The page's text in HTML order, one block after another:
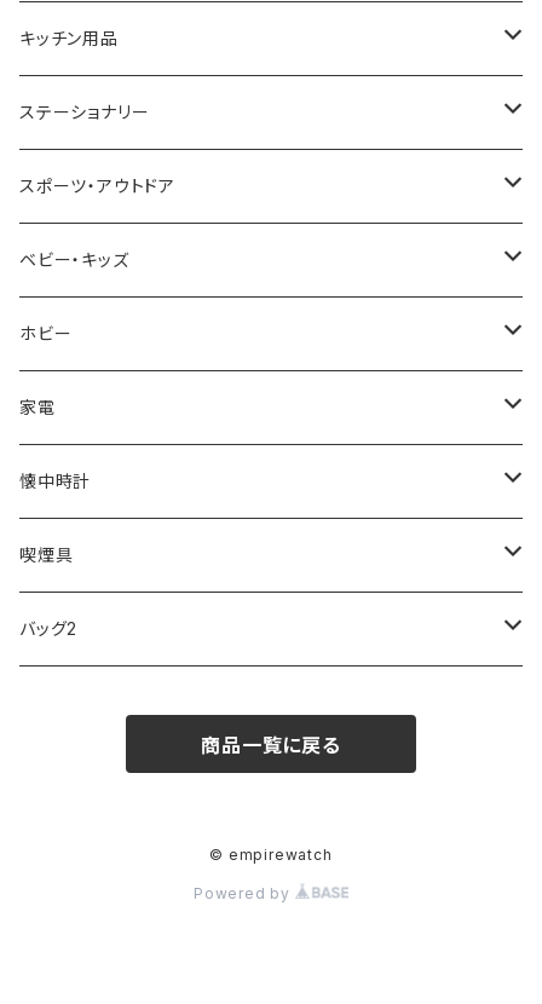
CACTUS
TIMEX
NIXON
AVALANCHE
ORIENT
ZEPPELIN
SKAGEN
FOOTBALL WATCHES
ARCA FUTURA
NO BRAND
ARNOLD PALMER
MICHAEL KORS
DIESEL
ALV
Merge
ETTINGER
COACH
BVLGARI
VANQUISH
POLICE
PAUL HEWITT
22designstudio
BOTTEGA VENETA
EMPORIO ARMANI
CALVIN KLEIN
DANIEL WELLINGTON
SWAROVSKI
VIVIENNE WESTWOOD
NIKE
DUNHILL
NEWYORKER
OROBIANCO
Ellese
COLEMAN
MONTBLANC
Fashion Accessory Cllection
ISLAND
United HOMME
RODANIA
BEAMZSQUARE
BLAZER CLUB
ANDY HAWARD
G GUSTO
GULLWING
LESPORTSAC
PRADA
CRYSTOCRAFT
SEIKO
CITIZEN
BRAUN
RHYTHM
BLOSSOM
MONDAINE
MAWA
その他
キッチン用品
I'mD
Helios
VALENTINO VISCANI
ステーショナリー
LAMY
WATERMAN
PARKER
PELIKAN
CROSS
MONTBLANC
SWAROVSKI
スポーツ・アウトドア
Trangia
Barebones
FEUERHAND
CASIO
ベビー・キッズ
ふわりぃ
ERGO BABY
ホビー
その他
AMOS
OMMIX
COACH
家電
CREATE
TORAY
OMRON
SPICE OF LIFE
懐中時計
MONDAINE
喫煙具
ZIPPO
TSUBOTA PEARL
バッグ2
商品一覧に戻る
© empirewatch
Powered by